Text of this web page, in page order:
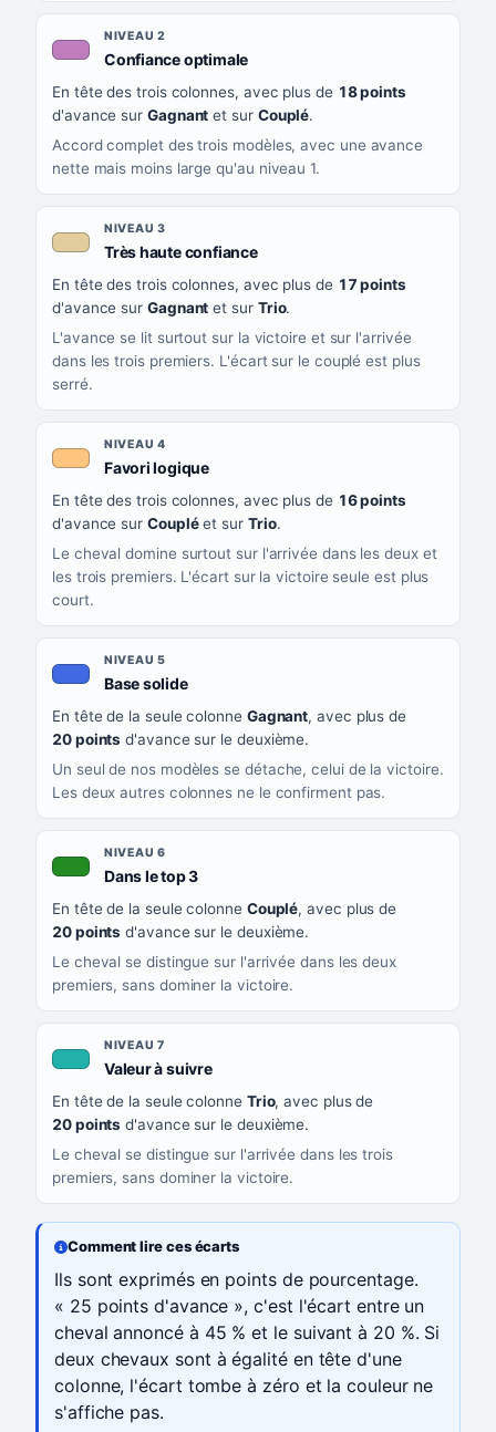
NIVEAU 2
Confiance optimale, couleur mauve
En tête des trois colonnes, avec plus de 18 points
d'avance sur Gagnant et sur Couplé.
Accord complet des trois modèles, avec une avance
nette mais moins large qu'au niveau 1.
NIVEAU 3
Très haute confiance, couleur beige
En tête des trois colonnes, avec plus de 17 points
d'avance sur Gagnant et sur Trio.
L'avance se lit surtout sur la victoire et sur l'arrivée
dans les trois premiers. L'écart sur le couplé est plus
serré.
NIVEAU 4
Favori logique, couleur orange clair
En tête des trois colonnes, avec plus de 16 points
d'avance sur Coupléet sur Trio.
Le cheval domine surtout sur l'arrivée dans les deux et
les trois premiers. L'écart sur la victoire seule est plus
court.
NIVEAU 5
Base solide, couleur bleu roi
En tête de la seule colonne Gagnant, avec plus de
20 points d'avance sur le deuxième.
Un seul de nos modèles se détache, celui de la victoire.
Les deux autres colonnes ne le confirment pas.
NIVEAU 6
Dans le top 3, couleur verte
En tête de la seule colonne Couplé, avec plus de
20 points d'avance sur le deuxième.
Le cheval se distingue sur l'arrivée dans les deux
premiers, sans dominer la victoire.
NIVEAU 7
Valeur à suivre, couleur turquoise
En tête de la seule colonne Trio, avec plus de
20 points d'avance sur le deuxième.
Le cheval se distingue sur l'arrivée dans les trois
premiers, sans dominer la victoire.
Comment lire ces écarts
Ils sont exprimés en points de pourcentage.
« 25 points d'avance », c'est l'écart entre un
cheval annoncé à 45 % et le suivant à 20 %. Si
deux chevaux sont à égalité en tête d'une
colonne, l'écart tombe à zéro et la couleur ne
s'affiche pas.